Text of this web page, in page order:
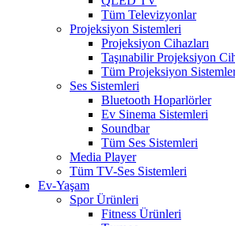
Tüm Televizyonlar
Projeksiyon Sistemleri
Projeksiyon Cihazları
Taşınabilir Projeksiyon
Tüm Projeksiyon
Ses Sistemleri
Bluetooth Hoparlörler
Ev Sinema Sistemleri
Soundbar
Tüm Ses Sistemleri
Media Player
Tüm TV-Ses Sistemleri
Ev-Yaşam
Spor Ürünleri
Fitness Ürünleri